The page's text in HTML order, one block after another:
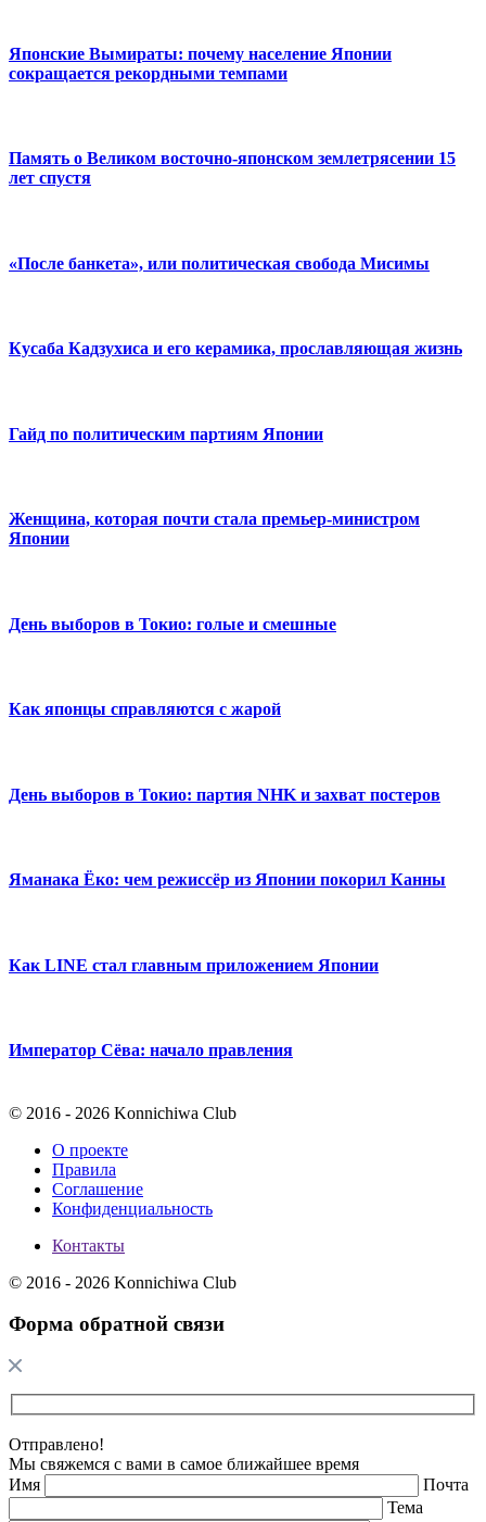
Японские Вымираты: почему население Японии
сокращается рекордными темпами
Память о Великом восточно-японском землетрясении 15
лет спустя
«После банкета», или политическая свобода Мисимы
Кусаба Кадзухиса и его керамика, прославляющая жизнь
Гайд по политическим партиям Японии
Женщина, которая почти стала премьер-министром
Японии
День выборов в Токио: голые и смешные
Как японцы справляются с жарой
День выборов в Токио: партия NHK и захват постеров
Яманака Ёко: чем режиссёр из Японии покорил Канны
Как LINE стал главным приложением Японии
Император Сёва: начало правления
© 2016 - 2026 Konnichiwa Club
О проекте
Правила
Соглашение
Конфиденциальность
Контакты
© 2016 - 2026 Konnichiwa Club
Форма обратной связи
Отправлено!
Мы свяжемся с вами в самое ближайшее время
Имя
Почта
Тема